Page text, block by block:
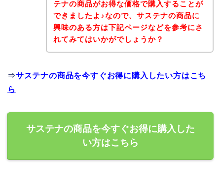
テナの商品がお得な価格で購入することが
できましたよ♪なので、サステナの商品に
興味のある方は下記ページなどを参考にさ
れてみてはいかがでしょうか？
⇒サステナの商品を今すぐお得に購入したい方はこち
ら
サステナの商品を今すぐお得に購入した
い方はこちら